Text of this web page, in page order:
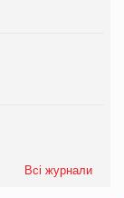
Всі журнали